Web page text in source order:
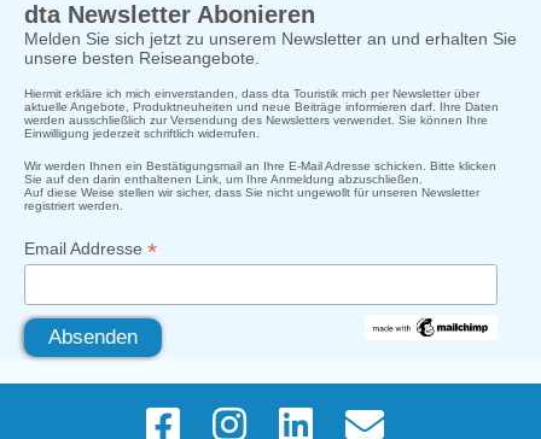
dta Newsletter Abonieren
Melden Sie sich jetzt zu unserem Newsletter an und erhalten Sie
unsere besten Reiseangebote.
Hiermit erkläre ich mich einverstanden, dass dta Touristik mich per Newsletter über
aktuelle Angebote, Produktneuheiten und neue Beiträge informieren darf. Ihre Daten
werden ausschließlich zur Versendung des Newsletters verwendet. Sie können Ihre
Einwilligung jederzeit schriftlich widerrufen.
Wir werden Ihnen ein Bestätigungsmail an Ihre E-Mail Adresse schicken. Bitte klicken
Sie auf den darin enthaltenen Link, um Ihre Anmeldung abzuschließen.
Auf diese Weise stellen wir sicher, dass Sie nicht ungewollt für unseren Newsletter
registriert werden.
Email Addresse *